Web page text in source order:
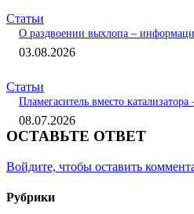
Статьи
О раздвоении выхлопа –
03.08.2026
Статьи
Пламегаситель вместо
08.07.2026
ОСТАВЬТЕ ОТВЕТ
Войдите, чтобы оставить
Рубрики